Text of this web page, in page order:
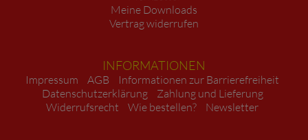
Meine Downloads
Vertrag widerrufen
INFORMATIONEN
Impressum AGB
Informationen zur Barrierefreiheit
Datenschutzerklärung
Zahlung und Lieferung
Widerrufsrecht
Wie bestellen? Newsletter